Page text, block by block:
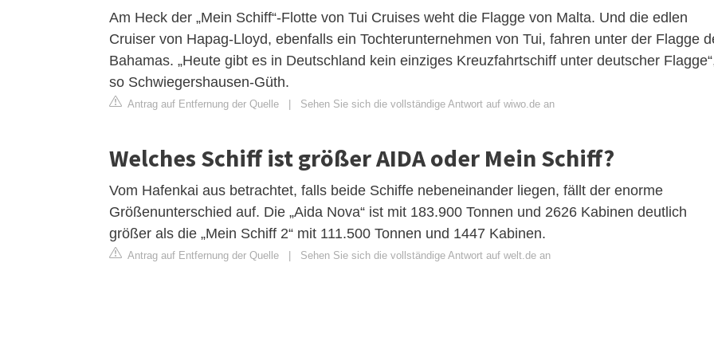
Am Heck der „Mein Schiff“-Flotte von Tui Cruises weht die Flagge von Malta. Und die edlen
Cruiser von Hapag-Lloyd, ebenfalls ein Tochterunternehmen von Tui, fahren unter der Flagge
Bahamas. „Heute gibt es in Deutschland kein einziges Kreuzfahrtschiff unter deutscher
so Schwiegershausen-Güth.
Antrag auf Entfernung der Quelle | Sehen Sie sich die vollständige Antwort auf wiwo.de an
Welches Schiff ist größer AIDA oder Mein Schiff?
Vom Hafenkai aus betrachtet, falls beide Schiffe nebeneinander liegen, fällt der enorme
Größenunterschied auf. Die „Aida Nova“ ist mit 183.900 Tonnen und 2626 Kabinen deutlich
größer als die „Mein Schiff 2“ mit 111.500 Tonnen und 1447 Kabinen.
Antrag auf Entfernung der Quelle | Sehen Sie sich die vollständige Antwort auf welt.de an